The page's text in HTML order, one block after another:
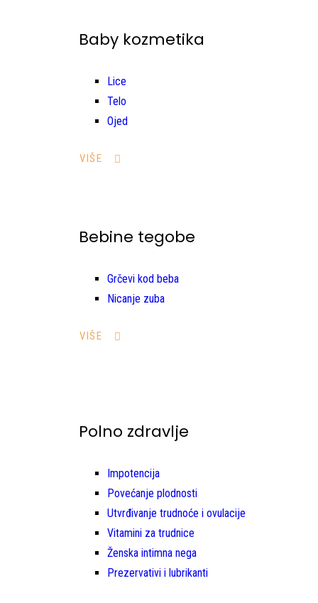
Baby kozmetika
Lice
Telo
Ojed
VIŠE
Bebine tegobe
Grčevi kod beba
Nicanje zuba
VIŠE
Polno zdravlje
Impotencija
Povećanje plodnosti
Utvrđivanje trudnoće i ovulacije
Vitamini za trudnice
Ženska intimna nega
Prezervativi i lubrikanti